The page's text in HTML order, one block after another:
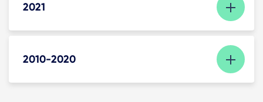
2021
2010-2020